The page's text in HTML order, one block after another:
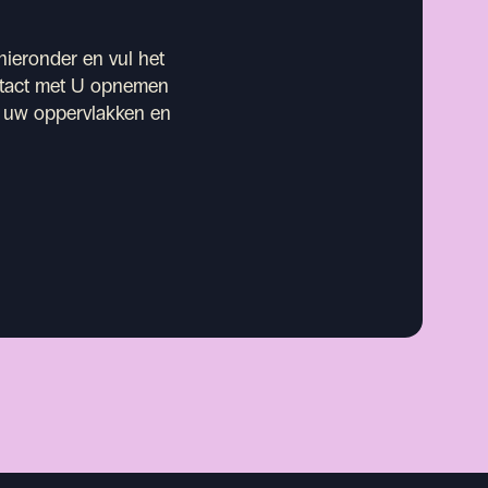
en vul het
met U opnemen
oppervlakken en